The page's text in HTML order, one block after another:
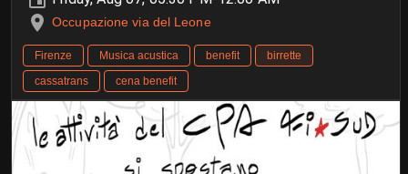
Occupazione via del Leone
Firenze Musica acustica benefit
birrette
cassatrans
cena benefit